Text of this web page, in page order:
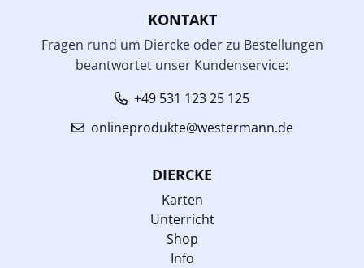
KONTAKT
Fragen rund um Diercke oder zu Bestellungen
beantwortet unser Kundenservice:
+49 531 123 25 125
onlineprodukte@westermann.de
DIERCKE
Karten
Unterricht
Shop
Info